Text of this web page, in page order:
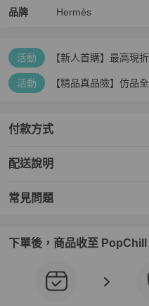
品牌
Hermès 精品女包品牌介紹
Hermès
Hermès 推薦清單
活動 【新人首購】最高現
活動 【精品真品險】仿品
付款方式
配送說明
常見問題
下單後，商品收至 PopChill